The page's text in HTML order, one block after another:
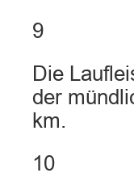
9
Die
der
km.
10